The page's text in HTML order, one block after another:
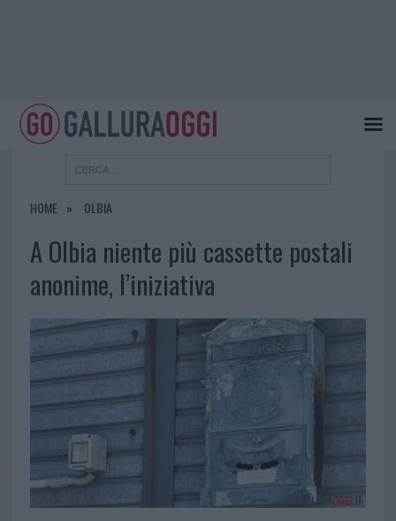
HOME OLBIA
A Olbia niente più cassette postali
anonime, l’iniziativa